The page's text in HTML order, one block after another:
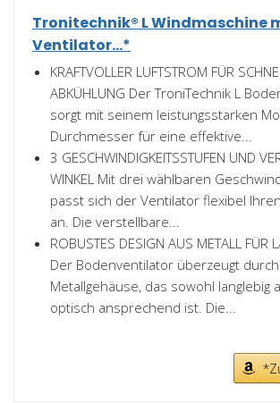
Tronitechnik® L Windmaschine
Ventilator...*
KRAFTVOLLER LUFTSTROM FÜR
ABKÜHLUNG Der TroniTechnik L
sorgt mit seinem leistungsstarken
Durchmesser für eine effektive...
3 GESCHWINDIGKEITSSTUFEN UND
WINKEL Mit drei wählbaren
passt sich der Ventilator flexibel
an. Die verstellbare...
ROBUSTES DESIGN AUS METALL FÜR
Der Bodenventilator überzeugt
Metallgehäuse, das sowohl langlebig
optisch ansprechend ist. Die...